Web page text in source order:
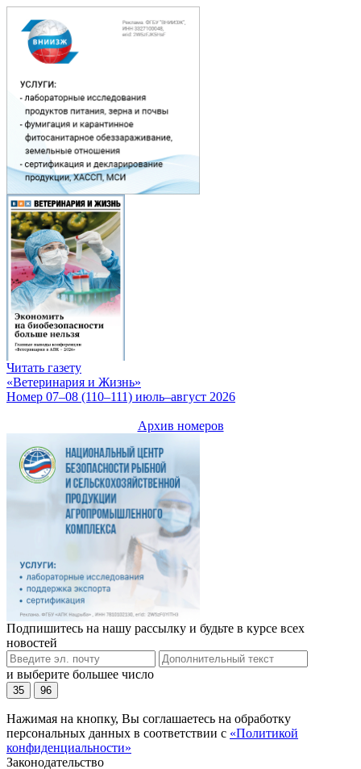
Читать газету
«Ветеринария и Жизнь»
Номер 07–08 (110–111) июль–август 2026
Архив номеров
Подпишитесь на нашу рассылку и будьте в курсе всех
новостей
и выберите большее число
35 96
Нажимая на кнопку, Вы соглашаетесь на обработку
персональных данных в соответствии с «Политикой
конфиденциальности»
Законодательство